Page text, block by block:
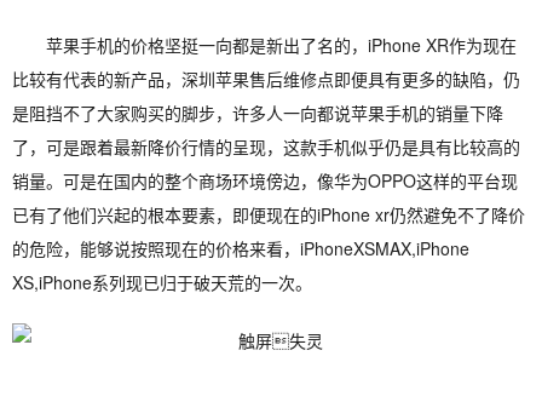
苹果手机的价格坚挺一向都是新出了名的，iPhone XR作为现在
比较有代表的新产品，深圳苹果售后维修点即便具有更多的缺陷，仍
是阻挡不了大家购买的脚步，许多人一向都说苹果手机的销量下降
了，可是跟着最新降价行情的呈现，这款手机似乎仍是具有比较高的
销量。可是在国内的整个商场环境傍边，像华为OPPO这样的平台现
已有了他们兴起的根本要素，即便现在的iPhone xr仍然避免不了降价
的危险，能够说按照现在的价格来看，iPhoneXSMAX,iPhone
XS,iPhone系列现已归于破天荒的一次。